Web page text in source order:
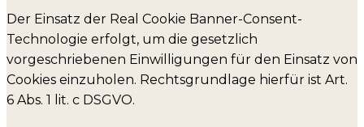
Der Einsatz der Real Cookie Banner-Consent-
Technologie erfolgt, um die gesetzlich
vorgeschriebenen Einwilligungen für den Einsatz von
Cookies einzuholen. Rechtsgrundlage hierfür ist Art.
6 Abs. 1 lit. c DSGVO.